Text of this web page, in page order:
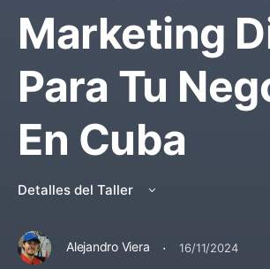
Marketing
Para Tu
En Cuba
Detalles del Taller
Alejandro Viera · 16/11/2024